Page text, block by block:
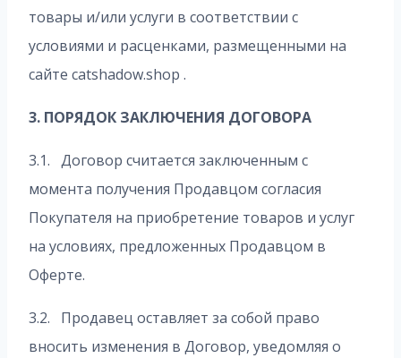
товары и/или услуги в соответствии с
условиями и расценками, размещенными на
сайте catshadow.shop .
3. ПОРЯДОК ЗАКЛЮЧЕНИЯ ДОГОВОРА
3.1. Договор считается заключенным с
момента получения Продавцом согласия
Покупателя на приобретение товаров и услуг
на условиях, предложенных Продавцом в
Оферте.
3.2. Продавец оставляет за собой право
вносить изменения в Договор, уведомляя о